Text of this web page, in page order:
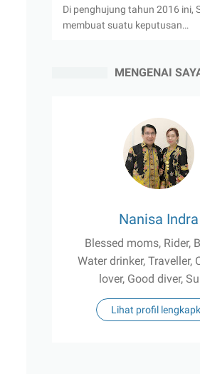
Di penghujung tahun 2016 ini,
membuat suatu keputusan…
MENGENAI
Nanisa Indra
Blessed moms, Rider,
Water drinker, Traveller,
lover, Good diver,
Lihat profil